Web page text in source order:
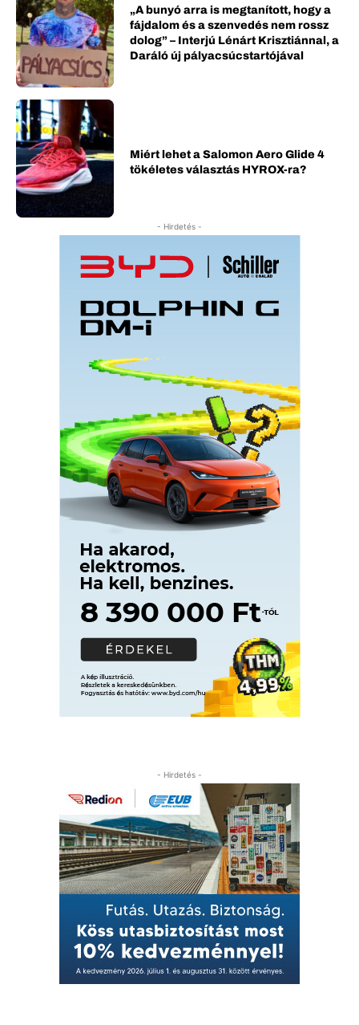
„A bunyó arra is megtanított, hogy a
fájdalom és a szenvedés nem rossz
dolog” – Interjú Lénárt Krisztiánnal, a
Daráló új pályacsúcstartójával
Miért lehet a Salomon Aero Glide 4
tökéletes választás HYROX-ra?
- Hirdetés -
- Hirdetés -